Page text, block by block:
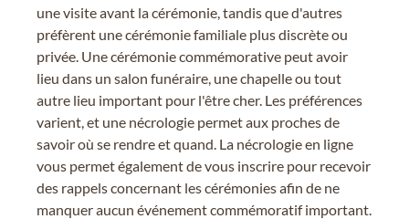
une visite avant la cérémonie, tandis que d'autres
préfèrent une cérémonie familiale plus discrète ou
privée. Une cérémonie commémorative peut avoir
lieu dans un salon funéraire, une chapelle ou tout
autre lieu important pour l'être cher. Les préférences
varient, et une nécrologie permet aux proches de
savoir où se rendre et quand. La nécrologie en ligne
vous permet également de vous inscrire pour recevoir
des rappels concernant les cérémonies afin de ne
manquer aucun événement commémoratif important.